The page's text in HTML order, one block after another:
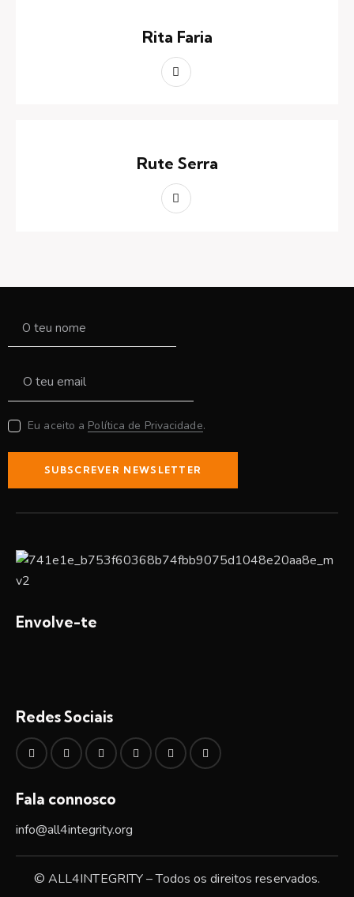
Rita Faria
Rute Serra
Eu aceito a Política de Privacidade.
SUBSCREVER NEWSLETTER
Envolve-te
Redes Sociais
Fala connosco
info@all4integrity.org
© ALL4INTEGRITY – Todos os direitos reservados.